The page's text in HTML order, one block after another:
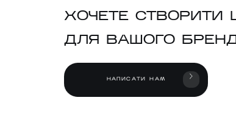
ХОЧЕТЕ СТВОРИТИ
ДЛЯ ВАШОГО
НАПИСАТИ НАМ